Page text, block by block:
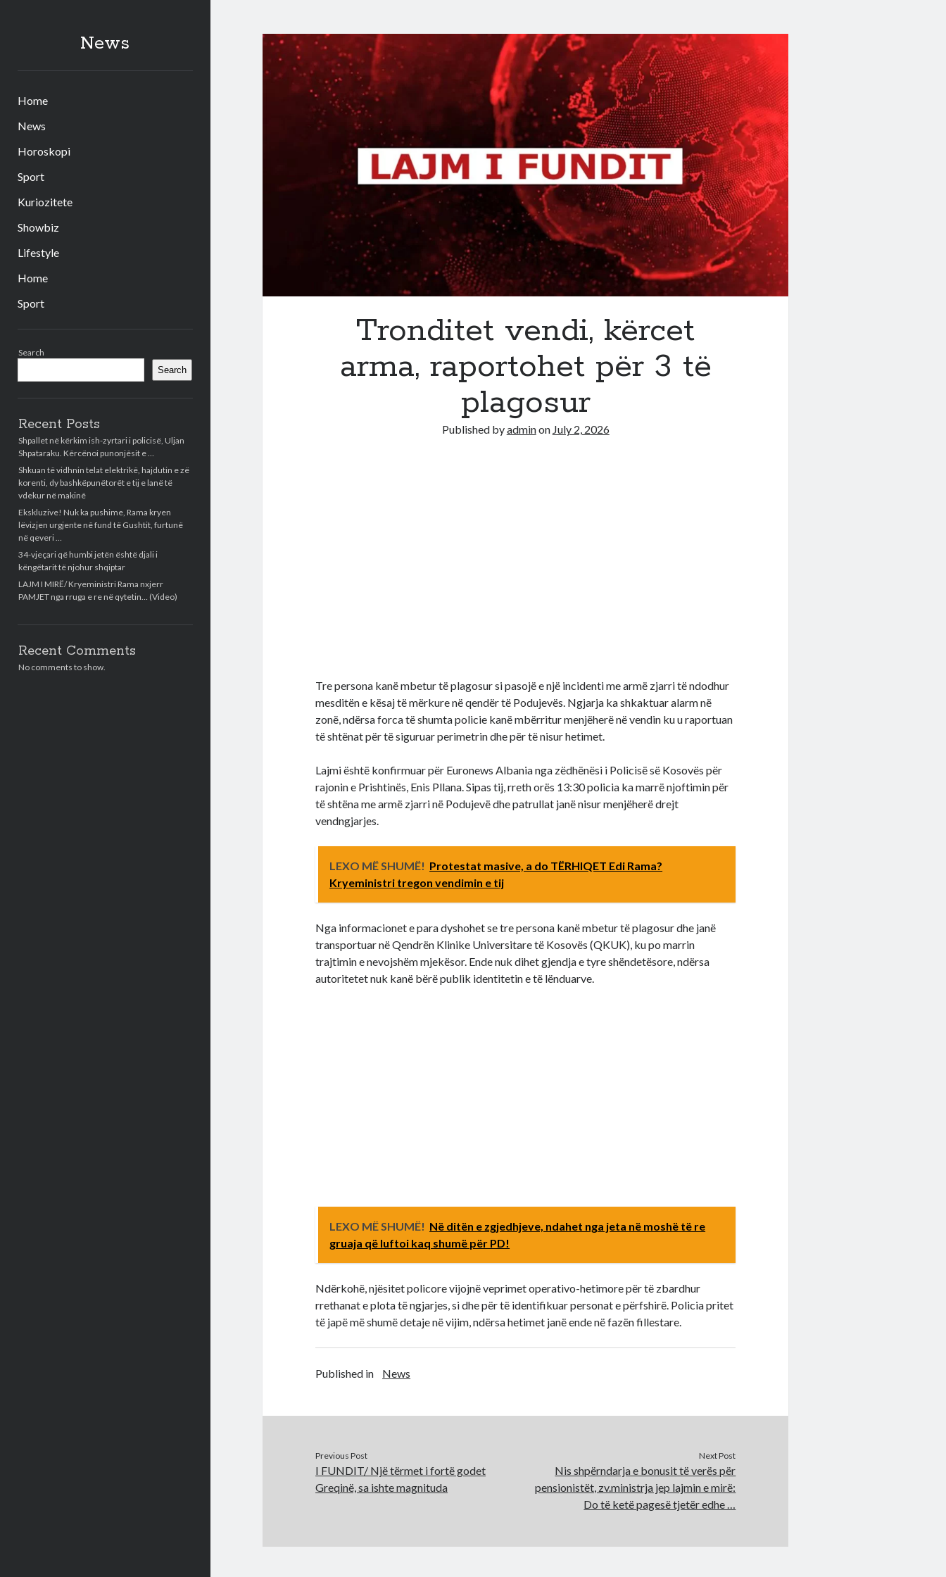
News
Home
News
Horoskopi
Sport
Kuriozitete
Showbiz
Lifestyle
Home
Sport
Search
Search
Recent Posts
Shpallet në kërkim ish-zyrtari i policisë, Uljan
Shpataraku. Kërcënoi punonjësit e …
Shkuan të vidhnin telat elektrikë, hajdutin e zë
korenti, dy bashkëpunëtorët e tij e lanë të
vdekur në makinë
Ekskluzive! Nuk ka pushime, Rama kryen
lëvizjen urgjente në fund të Gushtit, furtunë
në qeveri …
34-vjeçari që humbi jetën është djali i
këngëtarit të njohur shqiptar
LAJM I MIRË/ Kryeministri Rama nxjerr
PAMJET nga rruga e re në qytetin… (Video)
Recent Comments
No comments to show.
Tronditet vendi, kërcet
arma, raportohet për 3 të
plagosur
Published byadminon July 2, 2026
Tre persona kanë mbetur të plagosur si pasojë e një incidenti me armë zjarri të ndodhur
mesditën e kësaj të mërkure në qendër të Podujevës. Ngjarja ka shkaktuar alarm në
zonë, ndërsa forca të shumta policie kanë mbërritur menjëherë në vendin ku u raportuan
të shtënat për të siguruar perimetrin dhe për të nisur hetimet.
Lajmi është konfirmuar për Euronews Albania nga zëdhënësi i Policisë së Kosovës për
rajonin e Prishtinës, Enis Pllana. Sipas tij, rreth orës 13:30 policia ka marrë njoftimin për
të shtëna me armë zjarri në Podujevë dhe patrullat janë nisur menjëherë drejt
vendngjarjes.
LEXO MË SHUMË! Protestat masive, a do TËRHIQET Edi Rama?
Kryeministri tregon vendimin e tij
Nga informacionet e para dyshohet se tre persona kanë mbetur të plagosur dhe janë
transportuar në Qendrën Klinike Universitare të Kosovës (QKUK), ku po marrin
trajtimin e nevojshëm mjekësor. Ende nuk dihet gjendja e tyre shëndetësore, ndërsa
autoritetet nuk kanë bërë publik identitetin e të lënduarve.
LEXO MË SHUMË! Në ditën e zgjedhjeve, ndahet nga jeta në moshë të re
gruaja që luftoi kaq shumë për PD!
Ndërkohë, njësitet policore vijojnë veprimet operativo-hetimore për të zbardhur
rrethanat e plota të ngjarjes, si dhe për të identifikuar personat e përfshirë. Policia pritet
të japë më shumë detaje në vijim, ndërsa hetimet janë ende në fazën fillestare.
Published in News
Previous Post
I FUNDIT/ Një tërmet i fortë godet
Greqinë, sa ishte magnituda
Next Post
Nis shpërndarja e bonusit të verës për
pensionistët, zv.ministrja jep lajmin e mirë:
Do të ketë pagesë tjetër edhe …